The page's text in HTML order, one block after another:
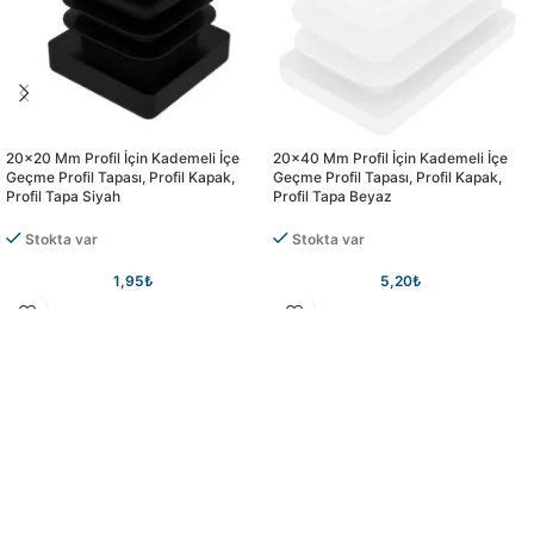
20×20 Mm Profil İçin Kademeli İçe
Geçme Profil Tapası, Profil Kapak,
Profil Tapa Siyah
Stokta var
1,95₺
20×40 Mm Profil İçin Kademeli İçe
Geçme Profil Tapası, Profil Kapak,
Profil Tapa Beyaz
Stokta var
5,20₺